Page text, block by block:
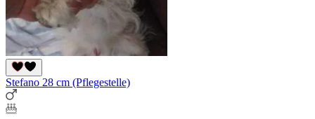
Stefano 28 cm (Pflegestelle)